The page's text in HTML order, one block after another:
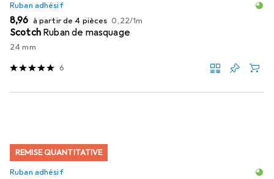
Ruban adhésif
EUR
8,96 à partir de 4 pièces EUR
0,22/1m
Scotch Ruban de masquage
24 mm
6
REMISE QUANTITATIVE
Ruban adhésif